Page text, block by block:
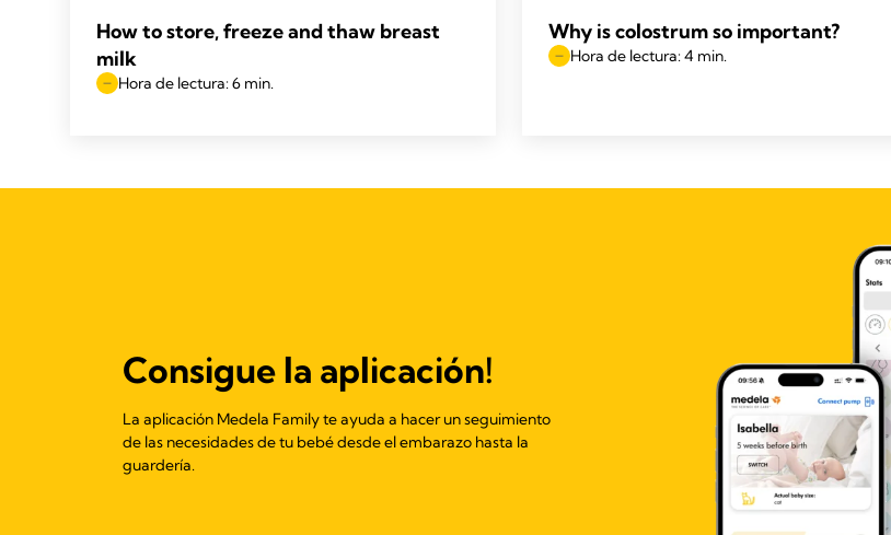
How to store, freeze and thaw breast
milk
Hora de lectura: 6 min.
Why is colostrum so important?
Hora de lectura: 4 min.
Consigue la aplicación!
La aplicación Medela Family te ayuda a hacer un seguimiento
de las necesidades de tu bebé desde el embarazo hasta la
guardería.